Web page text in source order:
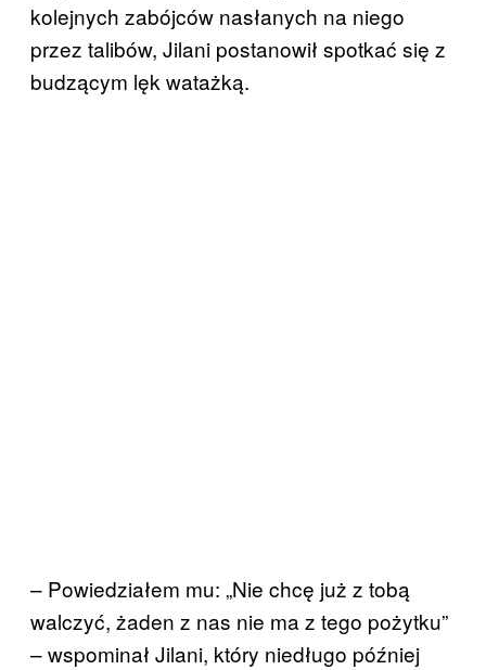
kolejnych zabójców nasłanych na niego
przez talibów, Jilani postanowił spotkać się z
budzącym lęk watażką.
– Powiedziałem mu: „Nie chcę już z tobą
walczyć, żaden z nas nie ma z tego pożytku”
– wspominał Jilani, który niedługo później